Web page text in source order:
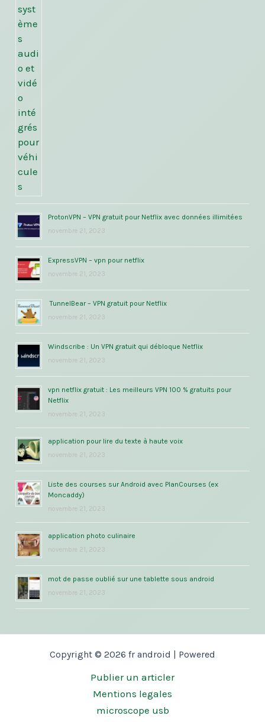
ProtonVPN – VPN gratuit pour Netflix avec données illimitées
novembre 21, 2023
ExpressVPN – vpn pour netflix
novembre 21, 2023
TunnelBear – VPN gratuit pour Netflix
novembre 21, 2023
Windscribe : Un VPN gratuit qui débloque Netflix
novembre 21, 2023
vpn netflix gratuit : Les meilleurs VPN 100 % gratuits pour
Netflix
novembre 21, 2023
application pour lire du texte à haute voix
novembre 21, 2023
Liste des courses sur Android avec PlanCourses (ex
Moncaddy)
novembre 21, 2023
application photo culinaire
novembre 21, 2023
mot de passe oublié sur une tablette sous android
novembre 21, 2023
Copyright © 2026 fr android | Powered
Publier un articler
Mentions legales
microscope usb